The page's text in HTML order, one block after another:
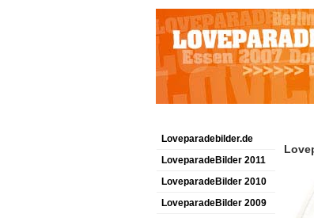
Loveparadebilder.de
LoveparadeBilder 2011
LoveparadeBilder 2010
LoveparadeBilder 2009